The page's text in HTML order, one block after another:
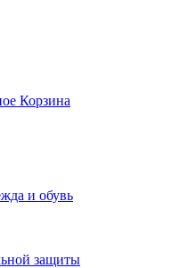
Корзина
и обувь
защиты